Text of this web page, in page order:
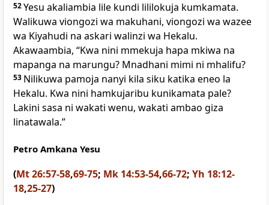
52Yesu akaliambia lile kundi lililokuja kumkamata.
Walikuwa viongozi wa makuhani, viongozi wa wazee
wa Kiyahudi na askari walinzi wa Hekalu.
Akawaambia, “Kwa nini mmekuja hapa mkiwa na
mapanga na marungu? Mnadhani mimi ni mhalifu?
53 Nilikuwa pamoja nanyi kila siku katika eneo la
Hekalu. Kwa nini hamkujaribu kunikamata pale?
Lakini sasa ni wakati wenu, wakati ambao giza
linatawala.”
Petro Amkana Yesu
(Mt 26:57-58,69-75; Mk 14:53-54,66-72; Yh 18:12-
18,25-27)